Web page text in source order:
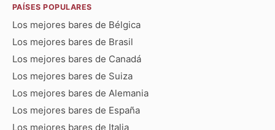
PAÍSES POPULARES
Los mejores bares de Bélgica
Los mejores bares de Brasil
Los mejores bares de Canadá
Los mejores bares de Suiza
Los mejores bares de Alemania
Los mejores bares de España
Los mejores bares de Italia